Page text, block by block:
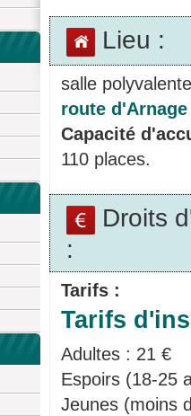
Lieu :
salle
route d'Arnage
Capacité
110 places.
Droits
:
Tarifs :
Tarifs
Adultes : 21 €
Espoirs (18-25
Jeunes (moins